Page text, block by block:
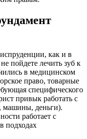
как и в
пойдете лечить зуб к
в медицинском
право, товарные
специфического
привык работать с
машины, деньги).
работает с
подходах